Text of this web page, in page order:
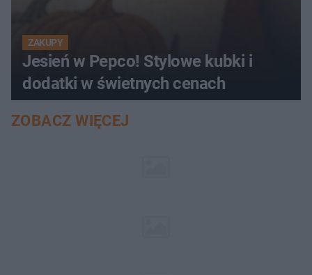
ZAKUPY
Jesień w Pepco! Stylowe kubki i
dodatki w świetnych cenach
ZOBACZ WIĘCEJ